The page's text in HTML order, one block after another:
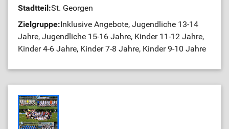
Stadtteil:St. Georgen
Zielgruppe:Inklusive Angebote, Jugendliche 13-14
Jahre, Jugendliche 15-16 Jahre, Kinder 11-12 Jahre,
Kinder 4-6 Jahre, Kinder 7-8 Jahre, Kinder 9-10 Jahre